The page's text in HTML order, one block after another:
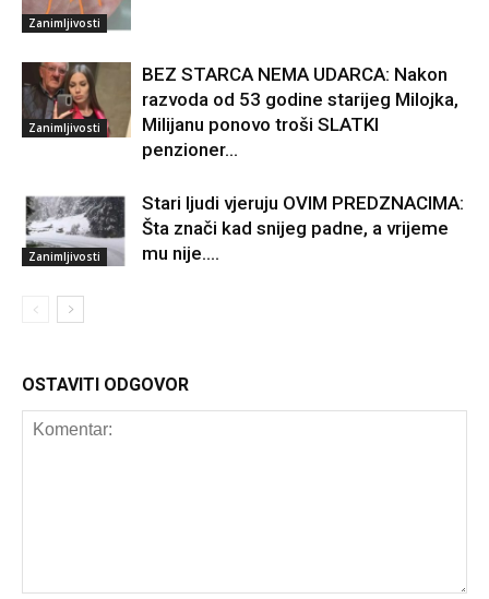
Zanimljivosti
Zanimljivosti
BEZ STARCA NEMA UDARCA: Nakon
razvoda od 53 godine starijeg Milojka,
Milijanu ponovo troši SLATKI
penzioner…
Zanimljivosti
Stari ljudi vjeruju OVIM PREDZNACIMA:
Šta znači kad snijeg padne, a vrijeme
mu nije….
OSTAVITI ODGOVOR